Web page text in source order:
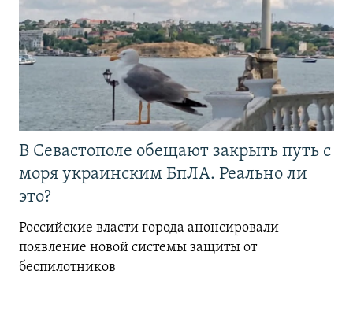
В Севастополе обещают закрыть путь с
моря украинским БпЛА. Реально ли
это?
Российские власти города анонсировали
появление новой системы защиты от
беспилотников